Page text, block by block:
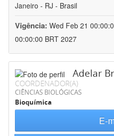
Janeiro - RJ - Brasil
Vigência: Wed Feb 21
00:00:00 BRT 2027
Adelar
COORDENADOR(A)
CIÊNCIAS BIOLÓGICAS
Bioquímica
E-